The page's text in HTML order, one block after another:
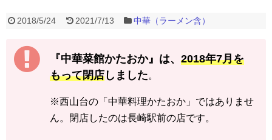
2018/5/24 2021/7/13 中華（ラーメン含）
『中華菜館かたおか』は、 2018年7月を
もって閉店 しました。
※西山台の「中華料理かたおか」ではありませ
ん。閉店したのは長崎駅前の店です。